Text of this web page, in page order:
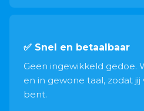
✅ Snel en betaalbaar
Geen ingewikkeld gedoe.
en in gewone taal, zodat
bent.